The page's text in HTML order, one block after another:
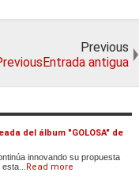
Previous
antigua
del álbum "GOLOSA" de
innovando su propuesta
Read more